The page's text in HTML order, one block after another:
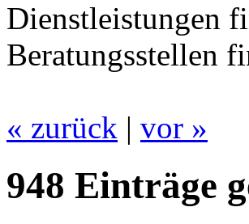
Dienstleistungen
Beratungsstellen
« zurück | vor »
948 Einträge